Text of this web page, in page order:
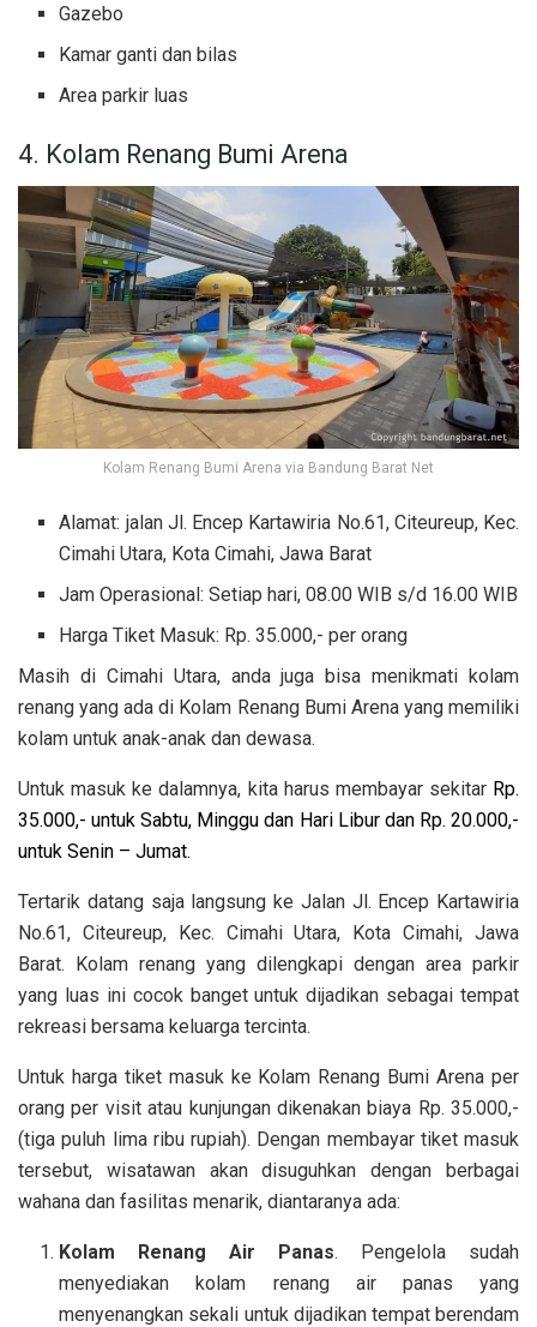
Gazebo
Kamar ganti dan bilas
Area parkir luas
4. Kolam Renang Bumi Arena
Kolam Renang Bumi Arena via Bandung Barat Net
Alamat: jalan Jl. Encep Kartawiria No.61, Citeureup, Kec.
Cimahi Utara, Kota Cimahi, Jawa Barat
Jam Operasional: Setiap hari, 08.00 WIB s/d 16.00 WIB
Harga Tiket Masuk: Rp. 35.000,- per orang
Masih di Cimahi Utara, anda juga bisa menikmati kolam
renang yang ada di Kolam Renang Bumi Arena yang memiliki
kolam untuk anak-anak dan dewasa.
Untuk masuk ke dalamnya, kita harus membayar sekitar Rp.
35.000,- untuk Sabtu, Minggu dan Hari Libur dan Rp. 20.000,-
untuk Senin – Jumat.
Tertarik datang saja langsung ke Jalan Jl. Encep Kartawiria
No.61, Citeureup, Kec. Cimahi Utara, Kota Cimahi, Jawa
Barat. Kolam renang yang dilengkapi dengan area parkir
yang luas ini cocok banget untuk dijadikan sebagai tempat
rekreasi bersama keluarga tercinta.
Untuk harga tiket masuk ke Kolam Renang Bumi Arena per
orang per visit atau kunjungan dikenakan biaya Rp. 35.000,-
(tiga puluh lima ribu rupiah). Dengan membayar tiket masuk
tersebut, wisatawan akan disuguhkan dengan berbagai
wahana dan fasilitas menarik, diantaranya ada:
Kolam Renang Air Panas. Pengelola sudah
menyediakan kolam renang air panas yang
menyenangkan sekali untuk dijadikan tempat berendam